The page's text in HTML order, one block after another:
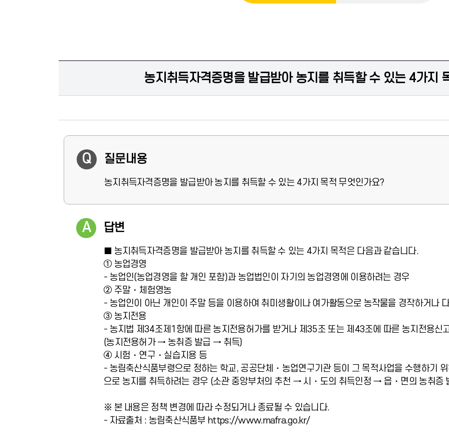
농지취득자격증명을 발급받아 농지를 취득할 수 있는 4가지
질문내용
농지취득자격증명을 발급받아 농지를 취득할 수 있는 4가지 목적 무엇인가요?
답변
■ 농지취득자격증명을 발급받아 농지를 취득할 수 있는 4가지 목적은 다음과 같습니다.
① 농업경영
- 농업인(농업경영을 할 개인 포함)과 농업법인이 자기의 농업경영에 이용하려는 경우
② 주말・체험영농
- 농업인이 아닌 개인이 주말 등을 이용하여 취미생활이나 여가활동으로 농작물을 경작하거나
③ 농지전용
- 농지법 제34조제1항에 따른 농지전용허가를 받거나 제35조 또는 제43조에 따른 농지전용신
(농지전용허가 → 농취증 발급 → 취득)
④ 시험・연구・실습지용 등
- 농림축산식품부령으로 정하는 학교, 공공단체・농업연구기관 등이 그 목적사업을 수행하기
으로 농지를 취득하려는 경우 (소관 중앙부처의 추천 → 시・도의 취득인정 → 읍・면의 농취증
※ 본 내용은 정책 변경에 따라 수정되거나 종료될 수 있습니다.
- 자료출처 : 농림축산식품부 https://www.mafra.go.kr/